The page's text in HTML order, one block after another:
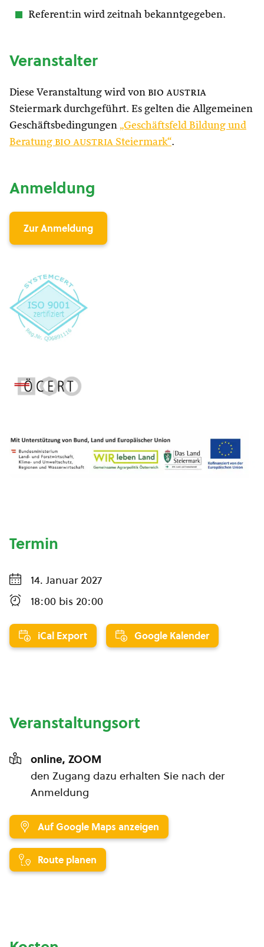
Referent:in wird zeitnah bekanntgegeben.
Veranstalter
Diese Veranstaltung wird von bio austria
Steiermark durchgeführt. Es gelten die Allgemeinen
Geschäftsbedingungen „Geschäftsfeld Bildung und
Beratung bio austria Steiermark“.
Anmeldung
Zur Anmeldung
Termin
14. Januar 2027
18:00 bis 20:00
iCal Export Google Kalender
Veranstaltungsort
online, ZOOM
den Zugang dazu erhalten Sie nach der
Anmeldung
Auf Google Maps anzeigen
Route planen